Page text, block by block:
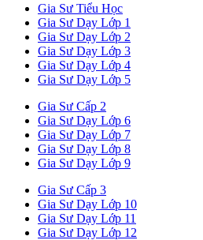
Gia Sư Tiểu Học
Gia Sư Dạy Lớp 1
Gia Sư Dạy Lớp 2
Gia Sư Dạy Lớp 3
Gia Sư Dạy Lớp 4
Gia Sư Dạy Lớp 5
Gia Sư Cấp 2
Gia Sư Dạy Lớp 6
Gia Sư Dạy Lớp 7
Gia Sư Dạy Lớp 8
Gia Sư Dạy Lớp 9
Gia Sư Cấp 3
Gia Sư Dạy Lớp 10
Gia Sư Dạy Lớp 11
Gia Sư Dạy Lớp 12